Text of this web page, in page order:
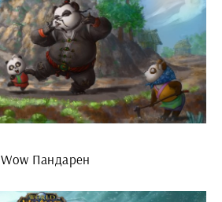
Wow Пандарен